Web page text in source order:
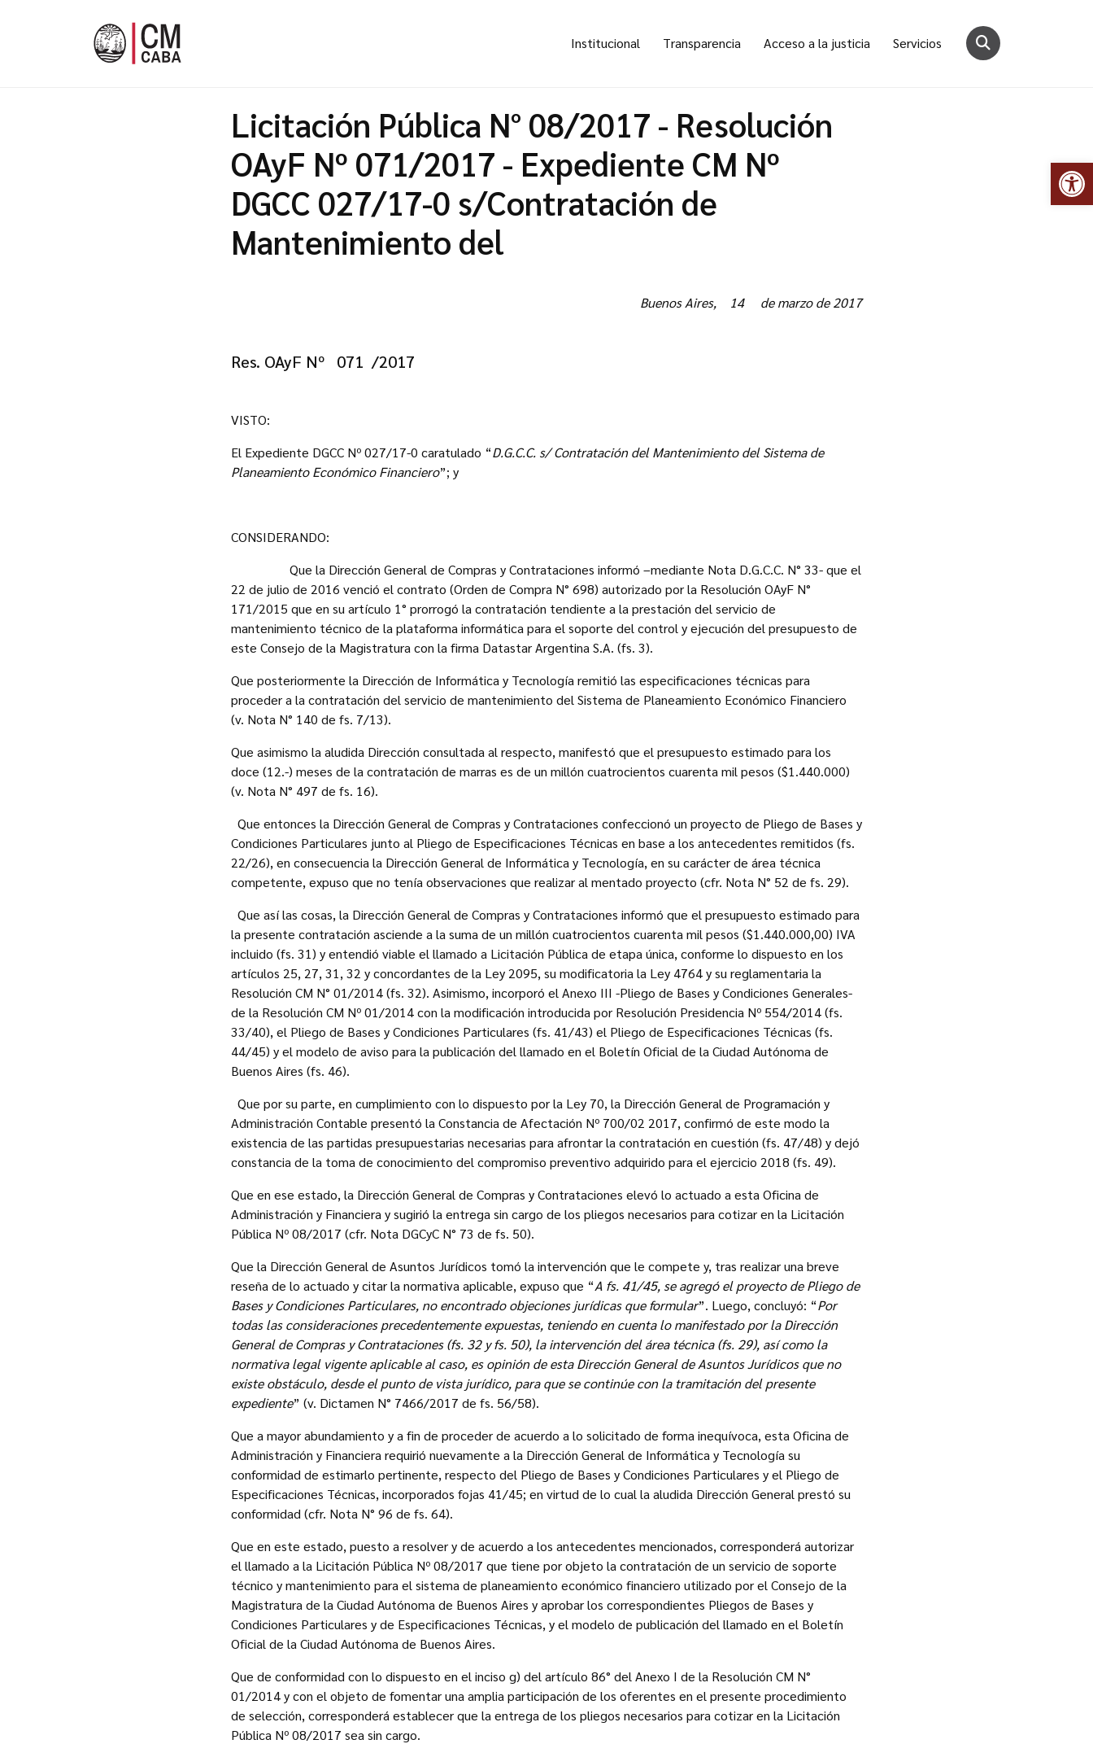
Institucional Transparencia Acceso a la justicia Servicios
Licitación Pública N° 08/2017 - Resolución
OAyF Nº 071/2017 - Expediente CM Nº
DGCC 027/17-0 s/Contratación de
Mantenimiento del
Buenos Aires, 14 de marzo de 2017
Res. OAyF Nº 071 /2017
VISTO:
El Expediente DGCC Nº 027/17-0 caratulado “D.G.C.C. s/ Contratación del Mantenimiento del Sistema de
Planeamiento Económico Financiero”; y
CONSIDERANDO:
Que la Dirección General de Compras y Contrataciones informó –mediante Nota D.G.C.C. N° 33- que el
22 de julio de 2016 venció el contrato (Orden de Compra N° 698) autorizado por la Resolución OAyF N°
171/2015 que en su artículo 1° prorrogó la contratación tendiente a la prestación del servicio de
mantenimiento técnico de la plataforma informática para el soporte del control y ejecución del presupuesto de
este Consejo de la Magistratura con la firma Datastar Argentina S.A. (fs. 3).
Que posteriormente la Dirección de Informática y Tecnología remitió las especificaciones técnicas para
proceder a la contratación del servicio de mantenimiento del Sistema de Planeamiento Económico Financiero
(v. Nota N° 140 de fs. 7/13).
Que asimismo la aludida Dirección consultada al respecto, manifestó que el presupuesto estimado para los
doce (12.-) meses de la contratación de marras es de un millón cuatrocientos cuarenta mil pesos ($1.440.000)
(v. Nota N° 497 de fs. 16).
Que entonces la Dirección General de Compras y Contrataciones confeccionó un proyecto de Pliego de Bases y
Condiciones Particulares junto al Pliego de Especificaciones Técnicas en base a los antecedentes remitidos (fs.
22/26), en consecuencia la Dirección General de Informática y Tecnología, en su carácter de área técnica
competente, expuso que no tenía observaciones que realizar al mentado proyecto (cfr. Nota N° 52 de fs. 29).
Que así las cosas, la Dirección General de Compras y Contrataciones informó que el presupuesto estimado para
la presente contratación asciende a la suma de un millón cuatrocientos cuarenta mil pesos ($1.440.000,00) IVA
incluido (fs. 31) y entendió viable el llamado a Licitación Pública de etapa única, conforme lo dispuesto en los
artículos 25, 27, 31, 32 y concordantes de la Ley 2095, su modificatoria la Ley 4764 y su reglamentaria la
Resolución CM N° 01/2014 (fs. 32). Asimismo, incorporó el Anexo III -Pliego de Bases y Condiciones Generales-
de la Resolución CM Nº 01/2014 con la modificación introducida por Resolución Presidencia Nº 554/2014 (fs.
33/40), el Pliego de Bases y Condiciones Particulares (fs. 41/43) el Pliego de Especificaciones Técnicas (fs.
44/45) y el modelo de aviso para la publicación del llamado en el Boletín Oficial de la Ciudad Autónoma de
Buenos Aires (fs. 46).
Que por su parte, en cumplimiento con lo dispuesto por la Ley 70, la Dirección General de Programación y
Administración Contable presentó la Constancia de Afectación Nº 700/02 2017, confirmó de este modo la
existencia de las partidas presupuestarias necesarias para afrontar la contratación en cuestión (fs. 47/48) y dejó
constancia de la toma de conocimiento del compromiso preventivo adquirido para el ejercicio 2018 (fs. 49).
Que en ese estado, la Dirección General de Compras y Contrataciones elevó lo actuado a esta Oficina de
Administración y Financiera y sugirió la entrega sin cargo de los pliegos necesarios para cotizar en la Licitación
Pública Nº 08/2017 (cfr. Nota DGCyC N° 73 de fs. 50).
Que la Dirección General de Asuntos Jurídicos tomó la intervención que le compete y, tras realizar una breve
reseña de lo actuado y citar la normativa aplicable, expuso que “A fs. 41/45, se agregó el proyecto de Pliego de
Bases y Condiciones Particulares, no encontrado objeciones jurídicas que formular”. Luego, concluyó: “Por
todas las consideraciones precedentemente expuestas, teniendo en cuenta lo manifestado por la Dirección
General de Compras y Contrataciones (fs. 32 y fs. 50), la intervención del área técnica (fs. 29), así como la
normativa legal vigente aplicable al caso, es opinión de esta Dirección General de Asuntos Jurídicos que no
existe obstáculo, desde el punto de vista jurídico, para que se continúe con la tramitación del presente
expediente” (v. Dictamen N° 7466/2017 de fs. 56/58).
Que a mayor abundamiento y a fin de proceder de acuerdo a lo solicitado de forma inequívoca, esta Oficina de
Administración y Financiera requirió nuevamente a la Dirección General de Informática y Tecnología su
conformidad de estimarlo pertinente, respecto del Pliego de Bases y Condiciones Particulares y el Pliego de
Especificaciones Técnicas, incorporados fojas 41/45; en virtud de lo cual la aludida Dirección General prestó su
conformidad (cfr. Nota N° 96 de fs. 64).
Que en este estado, puesto a resolver y de acuerdo a los antecedentes mencionados, corresponderá autorizar
el llamado a la Licitación Pública Nº 08/2017 que tiene por objeto la contratación de un servicio de soporte
técnico y mantenimiento para el sistema de planeamiento económico financiero utilizado por el Consejo de la
Magistratura de la Ciudad Autónoma de Buenos Aires y aprobar los correspondientes Pliegos de Bases y
Condiciones Particulares y de Especificaciones Técnicas, y el modelo de publicación del llamado en el Boletín
Oficial de la Ciudad Autónoma de Buenos Aires.
Que de conformidad con lo dispuesto en el inciso g) del artículo 86° del Anexo I de la Resolución CM N°
01/2014 y con el objeto de fomentar una amplia participación de los oferentes en el presente procedimiento
de selección, corresponderá establecer que la entrega de los pliegos necesarios para cotizar en la Licitación
Pública Nº 08/2017 sea sin cargo.